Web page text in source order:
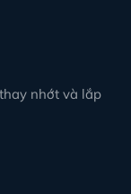
nhớt và lắp